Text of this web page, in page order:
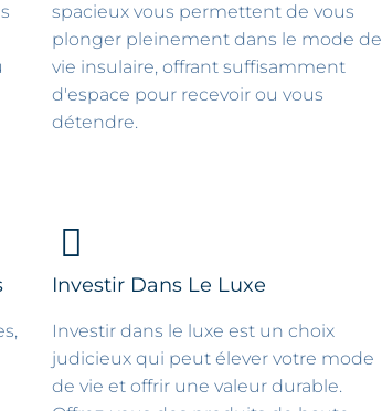
spacieux vous permettent de vous
plonger pleinement dans le mode de
vie insulaire, offrant suffisamment
d'espace pour recevoir ou vous
détendre.
Investir Dans Le Luxe
Investir dans le luxe est un choix
judicieux qui peut élever votre mode
de vie et offrir une valeur durable.